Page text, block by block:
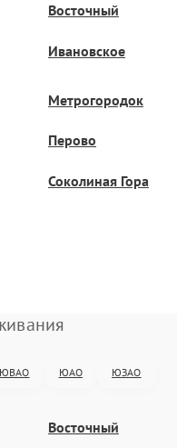
Восточный
Ивановское
Метрогородок
Перово
Соколиная Гора
ЮВАО ЮАО ЮЗАО
Восточный